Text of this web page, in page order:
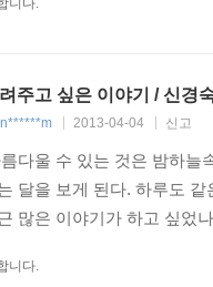
하하 소리 내어 웃게 된
나아지고 있다는 소박한 깨
품, 그가 끝내 놓지 않는
을 그리게 될지는 아직 모
될 거야. 그걸 믿고 앞으
니다.
주고 싶은 이야기 / 신경
n******m 2013-04-04 신고
다울 수 있는 것은 밤하
달을 보게 된다. 하루도
많은 이야기가 하고 싶었
니다.